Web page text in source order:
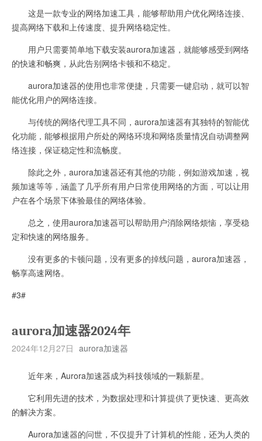
这是一款专业的网络加速工具，能够帮助用户优化网络连接、
提高网络下载和上传速度、提升网络稳定性。
用户只需要简单地下载安装aurora加速器，就能够感受到网络
的快速和畅爽，从此告别网络卡顿和不稳定。
aurora加速器的使用也非常便捷，只需要一键启动，就可以智
能优化用户的网络连接。
与传统的网络代理工具不同，aurora加速器有其独特的智能优
化功能，能够根据用户所处的网络环境和网络质量情况自动调整网
络连接，保证稳定性和流畅度。
除此之外，aurora加速器还有其他的功能，例如游戏加速，视
频加速等等，涵盖了几乎所有用户日常使用网络的方面，可以让用
户在各个场景下体验最佳的网络体验。
总之，使用aurora加速器可以帮助用户消除网络烦恼，享受稳
定和快速的网络服务。
没有更多的卡顿问题，没有更多的掉线问题，aurora加速器，
畅享高速网络。
#3#
aurora加速器2024年
2024年12月27日 aurora加速器
近年来，Aurora加速器成为科技领域的一颗新星。
它利用先进的技术，为数据处理和计算提供了更快速、更高效
的解决方案。
Aurora加速器的问世，不仅提升了计算机的性能，还为人类的